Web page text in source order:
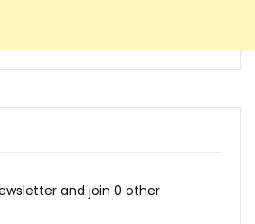
and join 0 other